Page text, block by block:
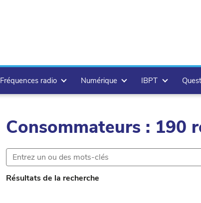
Fréquences radio Numérique IBPT
Consommateurs : 190
Résultats de la recherche